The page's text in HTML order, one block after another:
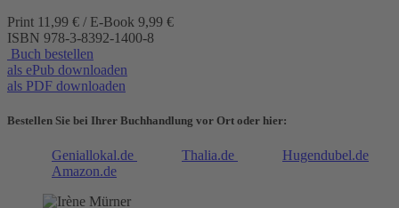
Print 11,99 € / E-Book 9,99 €
ISBN 978-3-8392-1400-8
Buch bestellen
als ePub downloaden
als PDF downloaden
Bestellen Sie bei Ihrer Buchhandlung vor Ort oder hier:
Geniallokal.de Thalia.de
Hugendubel.de
Amazon.de